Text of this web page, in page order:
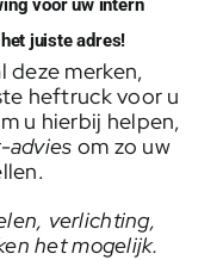
voor uw intern
juiste adres!
deze merken,
heftruck voor u
u hierbij helpen,
advies om zo uw
verlichting,
het mogelijk.